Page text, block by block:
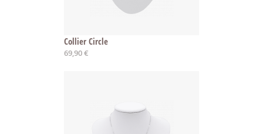
Collier Circle
69,90 €